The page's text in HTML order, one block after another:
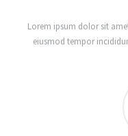
Lorem ipsum dolor sit
eiusmod tempor